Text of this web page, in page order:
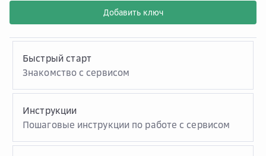
Добавить ключ
Быстрый старт
Знакомство с сервисом
Инструкции
Пошаговые инструкции по работе с сервисом